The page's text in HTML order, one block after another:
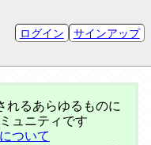
ログイン サインアップ
れるあらゆるものに
ュニティです
ついて